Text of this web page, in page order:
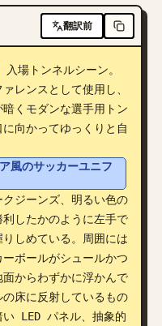
翻訳前
入場トンネルシーン。
レンスとして使用し、
くモダンな選手用トン
向かってゆっくりと自
風のサッカーユニフ
ジーンズ、明るい色の
したかのように左手で
しめている。周囲には
ボールがシュールかつ
からわずかに浮かんで
床に反射しているもの
い LED パネル、抽象的